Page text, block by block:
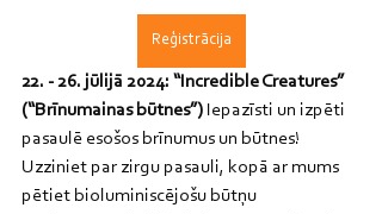
Reģistrācija
22. - 26. jūlijā 2024: “Incredible Creatures”
(“Brīnumainas būtnes”) Iepazīsti un izpēti
pasaulē esošos brīnumus un būtnes!
Uzziniet par zirgu pasauli, kopā ar mums
pētiet bioluminiscējošu būtņu